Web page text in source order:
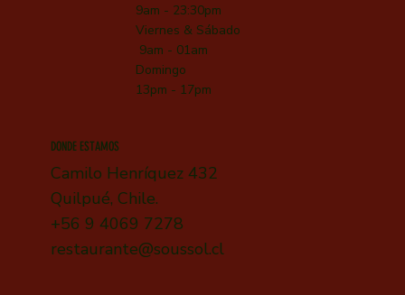
9am - 23:30pm
Viernes & Sábado
9am - 01am
Domingo
13pm - 17pm
DONDE ESTAMOS
Camilo Henríquez 432
Quilpué, Chile.
+56 9 4069 7278
restaurante@soussol.cl